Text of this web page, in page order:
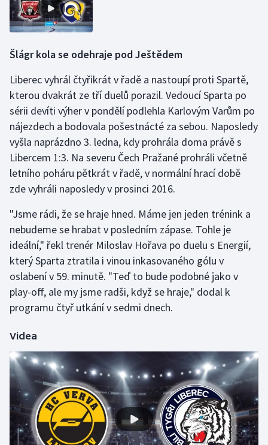
Rychlostní kanoistika
Short track
Stolní tenis
Triatlon
Veslování
Vodní slalom
Volejbal
Ostatní
Šlágr kola se odehraje pod Ještědem
Liberec vyhrál čtyřikrát v řadě a nastoupí proti Spartě,
kterou dvakrát ze tří duelů porazil. Vedoucí Sparta po
sérii devíti výher v pondělí podlehla Karlovým Varům po
nájezdech a bodovala pošestnácté za sebou. Naposledy
vyšla naprázdno 3. ledna, kdy prohrála doma právě s
Libercem 1:3. Na severu Čech Pražané prohráli včetně
letního poháru pětkrát v řadě, v normální hrací době
zde vyhráli naposledy v prosinci 2016.
"Jsme rádi, že se hraje hned. Máme jen jeden trénink a
nebudeme se hrabat v posledním zápase. Tohle je
ideální," řekl trenér Miloslav Hořava po duelu s Energií,
který Sparta ztratila i vinou inkasovaného gólu v
oslabení v 59. minutě. "Teď to bude podobné jako v
play-off, ale my jsme radši, když se hraje," dodal k
programu čtyř utkání v sedmi dnech.
Videa